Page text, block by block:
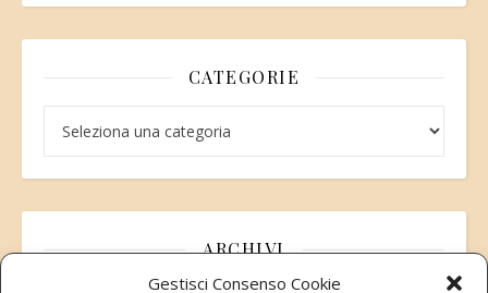
Gestisci Consenso Cookie
CATEGORIE
ARCHIVI